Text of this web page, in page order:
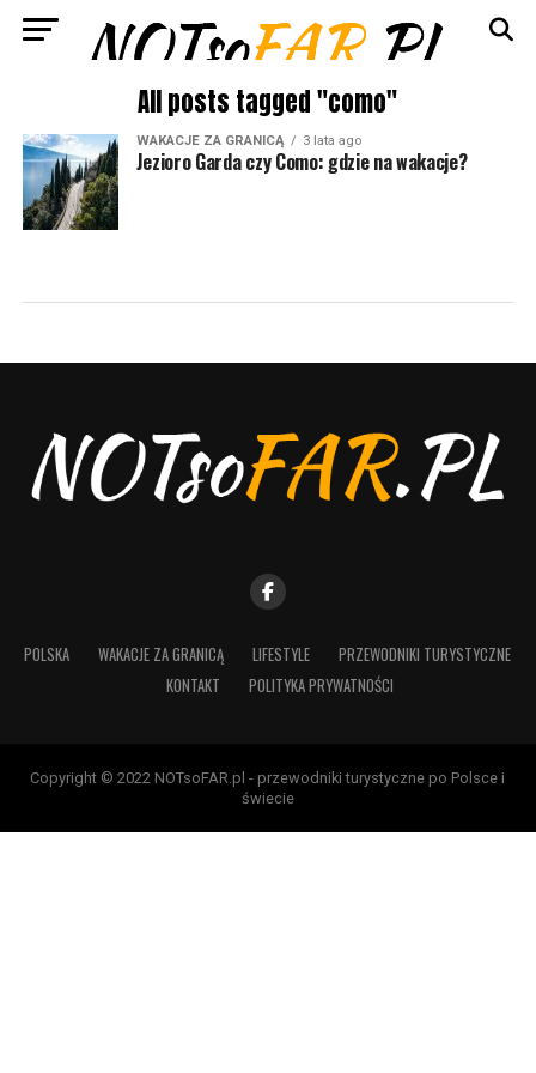
All posts tagged "como"
WAKACJE ZA GRANICĄ 3 lata ago
Jezioro Garda czy Como: gdzie na wakacje?
POLSKA WAKACJE ZA GRANICĄ LIFESTYLE
PRZEWODNIKI TURYSTYCZNE
KONTAKT
POLITYKA PRYWATNOŚCI
Copyright © 2022 NOTsoFAR.pl - przewodniki turystyczne po Polsce i
świecie